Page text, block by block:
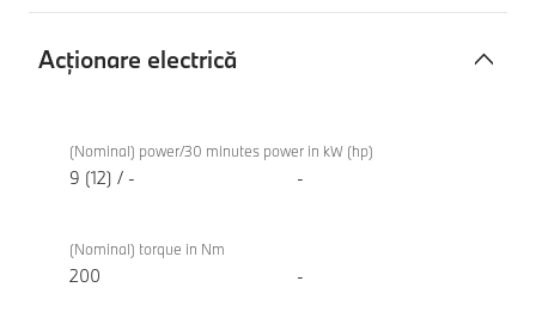
Acţionare electrică
electrică
M340i
xDrive
(Nominal) power/30 minutes power in kW (hp)
9 (12) / - -
(Nominal) torque in Nm
200 -